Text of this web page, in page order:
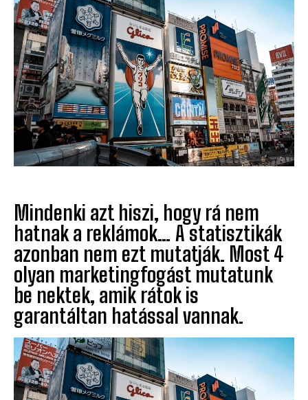
Mindenki azt hiszi, hogy rá nem
hatnak a reklámok… A statisztikák
azonban nem ezt mutatják. Most 4
olyan marketingfogást mutatunk
be nektek, amik rátok is
garantáltan hatással vannak.